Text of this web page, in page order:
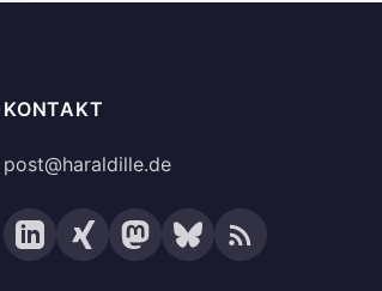
KONTAKT
post@haraldille.de